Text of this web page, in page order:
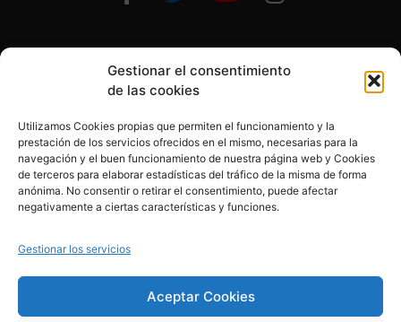
Gestionar el consentimiento
de las cookies
Utilizamos Cookies propias que permiten el funcionamiento y la
prestación de los servicios ofrecidos en el mismo, necesarias para la
navegación y el buen funcionamiento de nuestra página web y Cookies
de terceros para elaborar estadísticas del tráfico de la misma de forma
anónima. No consentir o retirar el consentimiento, puede afectar
negativamente a ciertas características y funciones.
Gestionar los servicios
Aceptar Cookies
Otras formas de ayudar
© 2020, Fundación Alba Pérez. All Rights Reserved